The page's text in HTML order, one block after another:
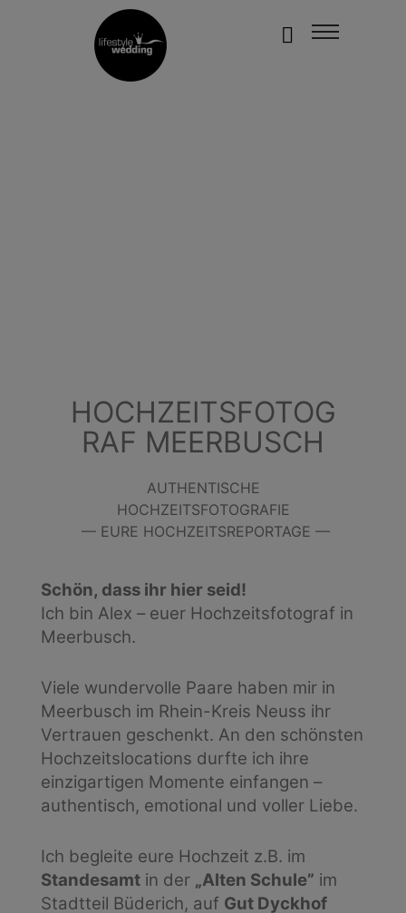
HOCHZEITSFOTOG
RAF MEERBUSCH
AUTHENTISCHE
HOCHZEITSFOTOGRAFIE
— EURE HOCHZEITSREPORTAGE —
Schön, dass ihr hier seid!
Ich bin Alex – euer Hochzeitsfotograf in
Meerbusch.
Viele wundervolle Paare haben mir in
Meerbusch im Rhein-Kreis Neuss ihr
Vertrauen geschenkt. An den schönsten
Hochzeitslocations durfte ich ihre
einzigartigen Momente einfangen –
authentisch, emotional und voller Liebe.
Ich begleite eure Hochzeit z.B. im
Standesamtin der „Alten Schule” im
Stadtteil Büderich, auf Gut Dyckhof